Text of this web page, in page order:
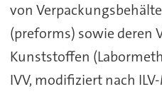
von
(preforms) sowie deren
Kunststoffen
IVV, modifiziert nach